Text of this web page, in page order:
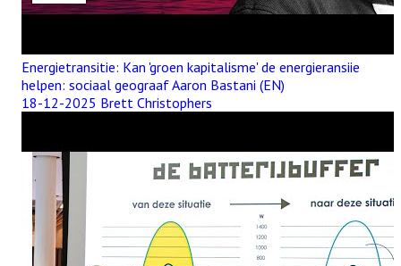
Energietransitie: Kan 'groen kapitalisme' de energieransiie
helpen: sociaal geograaf Aaron Bastani (EN)
18-12-2025 Brett Christophers